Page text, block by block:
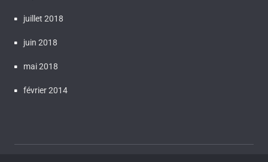
juillet 2018
juin 2018
mai 2018
février 2014